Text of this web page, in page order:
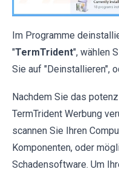
Im Programme
"TermTrident", wählen
Sie auf "Deinstallieren",
Nachdem Sie das
TermTrident Werbung
scannen Sie Ihren
Komponenten, oder
Schadensoftware. Um